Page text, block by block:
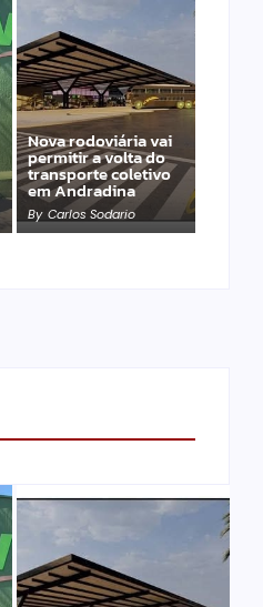
Nova rodoviária vai
permitir a volta do
transporte coletivo
em Andradina
By Carlos Sodario